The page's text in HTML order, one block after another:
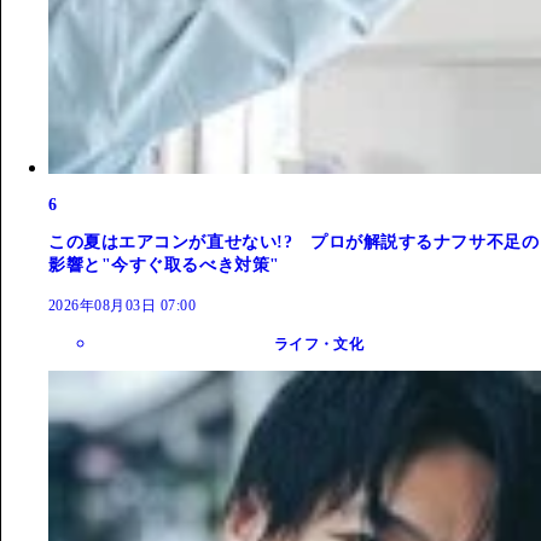
6
この夏はエアコンが直せない!? プロが解説するナフサ不足の
影響と"今すぐ取るべき対策"
2026年08月03日 07:00
ライフ・文化